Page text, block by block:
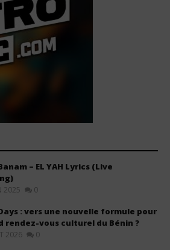
– EL YAH Lyrics (Live
2025 0
: vers une nouvelle formule pour
rendez-vous culturel du Bénin ?
2026 0